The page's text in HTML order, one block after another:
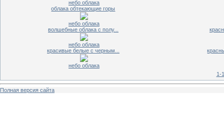
небо облака
облака обтекающие горы
небо облака
волшебные облака с полу...
небо облака
красивые белые с черным...
небо облака
1-
Полная версия сайта